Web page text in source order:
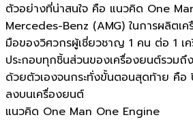
ตัวอย่างที่น่าสนใจ คือ แนวคิด One
Mercedes-Benz (AMG) ในการผลิตเ
มือของวิศวกรผู้เชี่ยวชาญ 1 คน ต่อ 1 เ
ประกอบทุกชิ้นส่วนของเครื่องยนต์รวมถึ
ด้วยตัวเองจนกระทั่งขั้นตอนสุดท้าย คือ
ลงบนเครื่องยนต์
แนวคิด One Man One Engine